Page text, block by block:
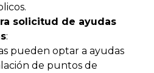
solicitud de ayudas
:
pueden optar a ayudas
de puntos de